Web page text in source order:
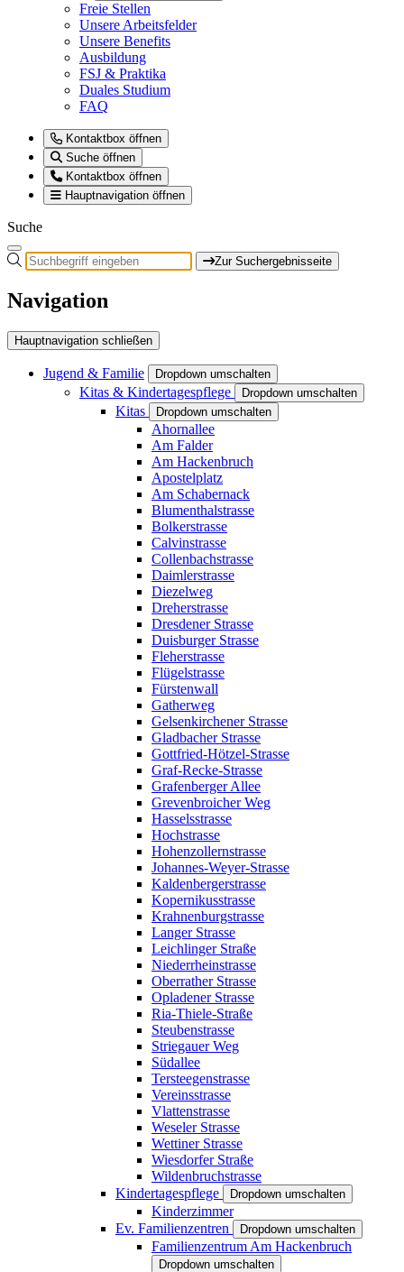
Freie Stellen
Unsere Arbeitsfelder
Unsere Benefits
Ausbildung
FSJ & Praktika
Duales Studium
FAQ
Kontaktbox öffnen
Suche öffnen
Kontaktbox öffnen
Hauptnavigation öffnen
Suche
Zur Suchergebnisseite
Navigation
Hauptnavigation schließen
Jugend & Familie Dropdown umschalten
Kitas & Kindertagespflege Dropdown umschalten
Kitas Dropdown umschalten
Ahornallee
Am Falder
Am Hackenbruch
Apostelplatz
Am Schabernack
Blumenthalstrasse
Bolkerstrasse
Calvinstrasse
Collenbachstrasse
Daimlerstrasse
Diezelweg
Dreherstrasse
Dresdener Strasse
Duisburger Strasse
Fleherstrasse
Flügelstrasse
Fürstenwall
Gatherweg
Gelsenkirchener Strasse
Gladbacher Strasse
Gottfried-Hötzel-Strasse
Graf-Recke-Strasse
Grafenberger Allee
Grevenbroicher Weg
Hasselsstrasse
Hochstrasse
Hohenzollernstrasse
Johannes-Weyer-Strasse
Kaldenbergerstrasse
Kopernikusstrasse
Krahnenburgstrasse
Langer Strasse
Leichlinger Straße
Niederrheinstrasse
Oberrather Strasse
Opladener Strasse
Ria-Thiele-Straße
Steubenstrasse
Striegauer Weg
Südallee
Tersteegenstrasse
Vereinsstrasse
Vlattenstrasse
Weseler Strasse
Wettiner Strasse
Wiesdorfer Straße
Wildenbruchstrasse
Kindertagespflege
Dropdown umschalten
Kinderzimmer
Ev. Familienzentren
Dropdown umschalten
Familienzentrum Am Hackenbruch
Dropdown umschalten